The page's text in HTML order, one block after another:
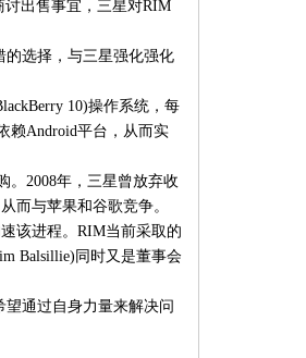
讨出售事宜，三星对RIM
选择，与三星强化强化
10)操作系统，每
赖Android平台，从而实
。2008年，三星曾放弃收
而与苹果和谷歌竞争。
该进程。RIM当前采取的
Balsillie)同时又是董事会
通过自身力量来解决问